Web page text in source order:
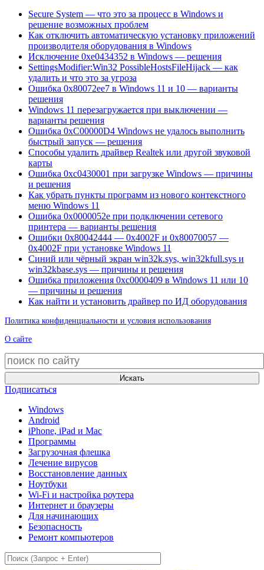
Secure System — что это за процесс в Windows и
решение возможных проблем
Как отключить автоматическую установку приложений
производителя оборудования в Windows
Исключение 0xe0434352 в Windows — решения
SettingsModifier:Win32 PossibleHostsFileHijack — как
удалить и что это за угроза
Ошибка 0x80072ee7 в Windows 11 и 10 — варианты
решения
Windows 11 перезагружается при выключении —
варианты решения
Ошибка 0xC00000D4 Windows не удалось выполнить
быстрый запуск — решения
Способы удалить драйвер Realtek или другой звуковой
карты
Ошибка 0xc0430001 при загрузке Windows — причины
и решения
Как убрать пункты программ из нового контекстного
меню Windows 11
Ошибка 0x0000052e при подключении сетевого
принтера — варианты решения
Ошибки 0x80042444 — 0x4002F и 0x80070057 —
0x4002F при установке Windows 11
Синий или чёрный экран win32k.sys, win32kfull.sys и
win32kbase.sys — причины и решения
Ошибка приложения 0xc0000409 в Windows 11 или 10
— причины и решения
Как найти и установить драйвер по ИД оборудования
Политика конфиденциальности и условия использования
О сайте
Искать
Подписаться
Windows
Android
iPhone, iPad и Mac
Программы
Загрузочная флешка
Лечение вирусов
Восстановление данных
Ноутбуки
Wi-Fi и настройка роутера
Интернет и браузеры
Для начинающих
Безопасность
Ремонт компьютеров